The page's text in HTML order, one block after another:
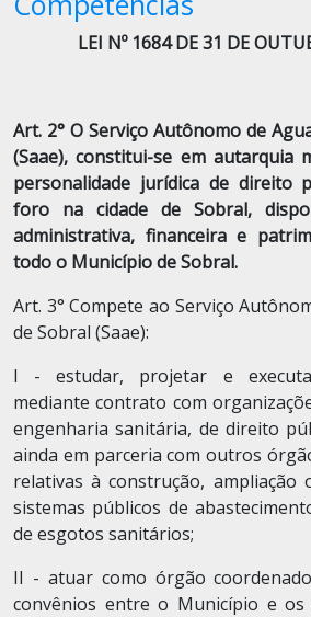
LEI Nº 1684 DE 31 DE
Art. 2° O Serviço Autônomo de
(Saae), constitui-se em autarquia
personalidade jurídica de direito
foro na cidade de Sobral,
administrativa, financeira e
todo o Município de Sobral.
Art. 3° Compete ao Serviço
de Sobral (Saae):
I - estudar, projetar e
mediante contrato com
engenharia sanitária, de direito
ainda em parceria com outros
relativas à construção, ampliação
sistemas públicos de
de esgotos sanitários;
II - atuar como órgão
convênios entre o Município e